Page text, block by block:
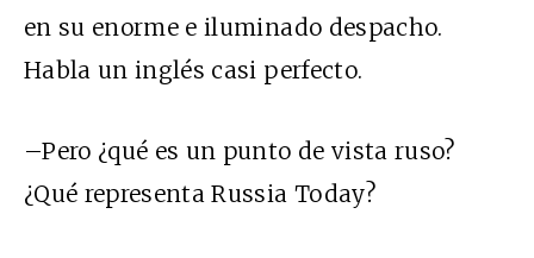
en su enorme e iluminado despacho.
Habla un inglés casi perfecto.
–Pero ¿qué es un punto de vista ruso?
¿Qué representa Russia Today?